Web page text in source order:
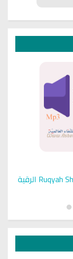
والعدو إذا
Ruqyah Shariah Full Mishary Rashid Al Afasy Mp3 الرقية